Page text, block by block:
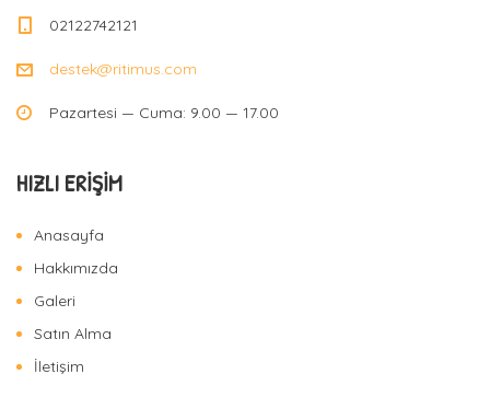
02122742121
destek@ritimus.com
Pazartesi — Cuma: 9.00 — 17.00
HIZLI ERIŞIM
Anasayfa
Hakkımızda
Galeri
Satın Alma
İletişim